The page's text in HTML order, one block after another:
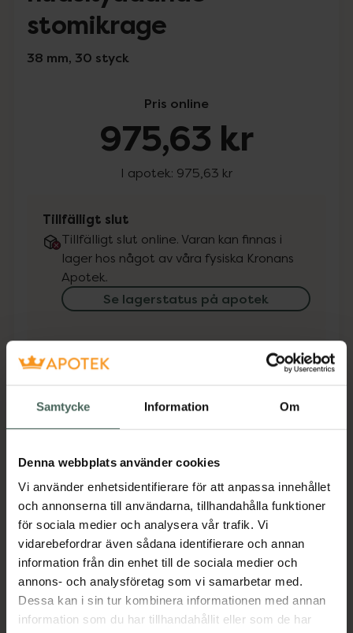
Samtycke Information Om
Denna webbplats använder cookies
Vi använder enhetsidentifierare för att anpassa innehållet
och annonserna till användarna, tillhandahålla funktioner
för sociala medier och analysera vår trafik. Vi
vidarebefordrar även sådana identifierare och annan
information från din enhet till de sociala medier och
annons- och analysföretag som vi samarbetar med.
Dessa kan i sin tur kombinera informationen med annan
information som du har tillhandahållit eller som de har
stomikrage
38 mm, 30 styck
Pris online
975,63 kr
I apotek: 975,63 kr
Tillfälligt slut
Tillfälligt slut online. Varan kan finnas i
lager hos något av våra fysiska Kronans
Apotek.
Se lagerstatus på apotek
Få mejl när varan finns i lager online
Jag accepterar villkoren
Spara
Aktuella erbjudanden
Beskrivning Dölj
Jämförpris 32,52 kr/st